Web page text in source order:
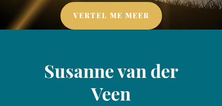
VERTEL ME MEER
Susanne van der
Veen